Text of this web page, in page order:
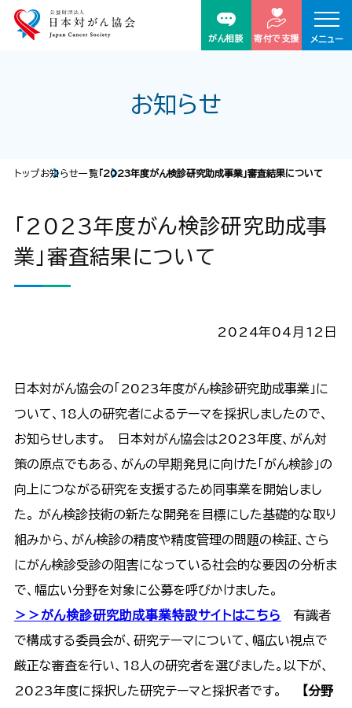
がん相談 寄付で支援 メニュー
お知らせ
トップお知らせ一覧 「2023年度がん検診研究助成事業」審査結果について
「2023年度がん検診研究助成事
業」審査結果について
2024年04月12日
日本対がん協会の「2023年度がん検診研究助成事業」に
ついて、18人の研究者によるテーマを採択しましたので、
お知らせします。 日本対がん協会は2023年度、がん対
策の原点でもある、がんの早期発見に向けた「がん検診」の
向上につながる研究を支援するため同事業を開始しまし
た。 がん検診技術の新たな開発を目標にした基礎的な取り
組みから、がん検診の精度や精度管理の問題の検証、さら
にがん検診受診の阻害になっている社会的な要因の分析ま
で、幅広い分野を対象に公募を呼びかけました。
＞＞がん検診研究助成事業特設サイトはこちら
有識者
で構成する委員会が、研究テーマについて、幅広い視点で
厳正な審査を行い、18人の研究者を選びました。以下が、
2023年度に採択した研究テーマと採択者です。
【分野